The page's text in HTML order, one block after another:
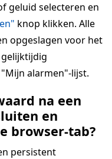
geluid selecteren en
knop klikken. Alle
opgeslagen voor het
alarmen"-lijst.
na een
en
browser-tab?
persistent